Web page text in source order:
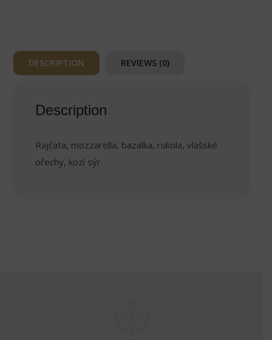
DESCRIPTION REVIEWS (0)
Description
Rajčata, mozzarella, bazalka, rukola, vlašské
ořechy, kozí sýr